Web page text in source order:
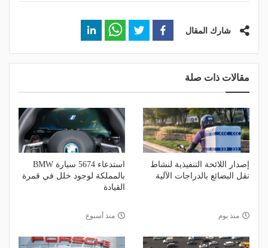
شارك المقال
مقالات ذات صلة
إصدار اللائحة التنفيذية لنشاط
نقل البضائع بالدراجات الآلية
منذ يوم
استدعاء 5674 سيارة BMW
بالمملكة لوجود خلل في قمرة
القيادة
منذ أسبوع